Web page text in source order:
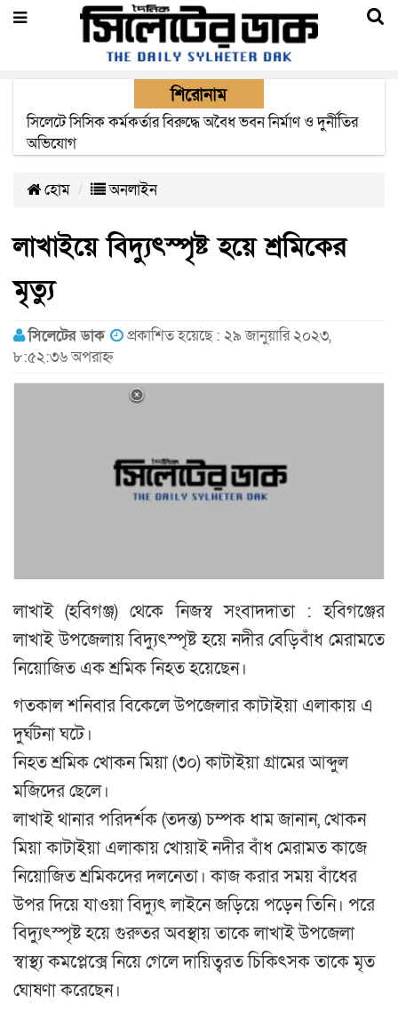
শিরোনাম
২২ ঘণ্টা পর ত্রুটি সেরে জেদ্দার উদ্দেশ্যে ছাড়লো বিমানের ফ্লাইট
হোম অনলাইন
লাখাইয়ে বিদ্যুৎস্পৃষ্ট হয়ে শ্রমিকের
মৃত্যু
সিলেটের ডাক
প্রকাশিত হয়েছে : ২৯ জানুয়ারি ২০২৩,
৮:৫২:৩৬ অপরাহ্ন
লাখাই (হবিগঞ্জ) থেকে নিজস্ব সংবাদদাতা : হবিগঞ্জের
লাখাই উপজেলায় বিদ্যুৎস্পৃষ্ট হয়ে নদীর বেড়িবাঁধ মেরামতে
নিয়োজিত এক শ্রমিক নিহত হয়েছেন।
গতকাল শনিবার বিকেলে উপজেলার কাটাইয়া এলাকায় এ
দুর্ঘটনা ঘটে।
নিহত শ্রমিক খোকন মিয়া (৩০) কাটাইয়া গ্রামের আব্দুল
মজিদের ছেলে।
লাখাই থানার পরিদর্শক (তদন্ত) চম্পক ধাম জানান, খোকন
মিয়া কাটাইয়া এলাকায় খোয়াই নদীর বাঁধ মেরামত কাজে
নিয়োজিত শ্রমিকদের দলনেতা। কাজ করার সময় বাঁধের
উপর দিয়ে যাওয়া বিদ্যুৎ লাইনে জড়িয়ে পড়েন তিনি। পরে
বিদ্যুৎস্পৃষ্ট হয়ে গুরুতর অবস্থায় তাকে লাখাই উপজেলা
স্বাস্থ্য কমপ্লেক্সে নিয়ে গেলে দায়িত্বরত চিকিৎসক তাকে মৃত
ঘোষণা করেছেন।